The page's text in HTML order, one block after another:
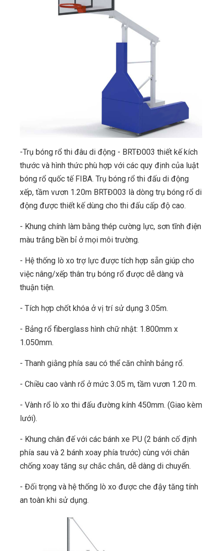
-Trụ bóng rổ thi đâu di động - BRTĐ003 thiết kế kích
thước và hình thức phù hợp với các quy định của luật
bóng rổ quốc tế FIBA. Trụ bóng rổ thi đấu di động
xếp, tầm vươn 1.20m BRTĐ003 là dòng trụ bóng rổ di
động được thiết kế dùng cho thi đấu cấp độ cao.
- Khung chính làm bằng thép cường lực, sơn tĩnh điện
màu trắng bền bỉ ở mọi môi trường.
- Hệ thống lò xo trợ lực được tích hợp sẵn giúp cho
việc nâng/xếp thân trụ bóng rổ được dễ dàng và
thuận tiện.
- Tích hợp chốt khóa ở vị trí sử dụng 3.05m.
- Bảng rổ fiberglass hình chữ nhật: 1.800mm x
1.050mm.
- Thanh giằng phía sau có thể căn chỉnh bảng rổ.
- Chiều cao vành rổ ở mức 3.05 m, tầm vươn 1.20 m.
- Vành rổ lò xo thi đấu đường kính 450mm. (Giao kèm
lưới).
- Khung chân đế với các bánh xe PU (2 bánh cố định
phía sau và 2 bánh xoay phía trước) cùng với chân
chống xoay tăng sự chắc chắn, dễ dàng di chuyển.
- Đối trọng và hệ thống lò xo được che đậy tăng tính
an toàn khi sử dụng.